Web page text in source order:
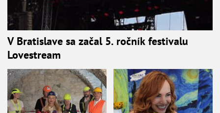
V Bratislave sa začal 5. ročník festivalu
Lovestream